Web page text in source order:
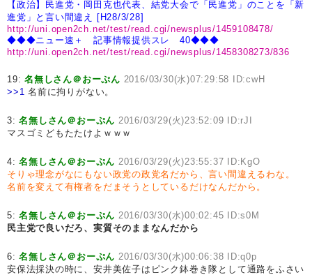
【政治】民進党・岡田克也代表、結党大会で「民進党」のことを「新
進党」と言い間違え [H28/3/28]
http://uni.open2ch.net/test/read.cgi/newsplus/1459108478/
◆◆◆ニュー速＋ 記事情報提供スレ 40◆◆◆
http://uni.open2ch.net/test/read.cgi/newsplus/1458308273/836
19:名無しさん＠おーぷん 2016/03/30(水)07:29:58 ID:cwH
>>1 名前に拘りがない。
3:名無しさん＠おーぷん 2016/03/29(火)23:52:09 ID:rJI
マスゴミどもたたけよｗｗｗ
4:名無しさん＠おーぷん 2016/03/29(火)23:55:37 ID:KgO
そりゃ理念がなにもない政党の政党名だから、言い間違えるわな。
名前を変えて有権者をだまそうとしているだけなんだから。
5:名無しさん＠おーぷん 2016/03/30(水)00:02:45 ID:s0M
民主党で良いだろ、実質そのままなんだから
6:名無しさん＠おーぷん 2016/03/30(水)00:06:38 ID:q0p
安保法採決の時に、安井美佐子はピンク鉢巻き隊として通路をふさい